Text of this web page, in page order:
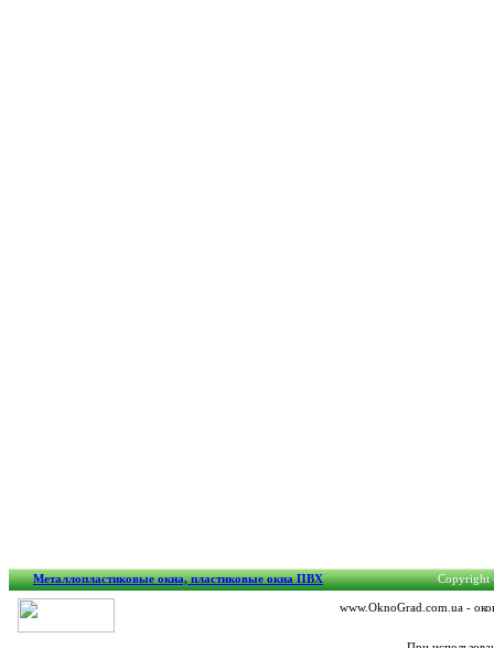
Металлопластиковые окна, пластиковые окна ПВХ Copyright
www.OknoGrad.com.ua -